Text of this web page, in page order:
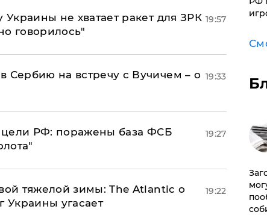
не хватает ракет для ЗРК
говорилось"
19:57
Сербию на встречу с Вучичем – о 19:33
цели РФ: поражены база ФСБ
19:27
тяжелой зимы: The Atlantic о
Украины угасает
19:22